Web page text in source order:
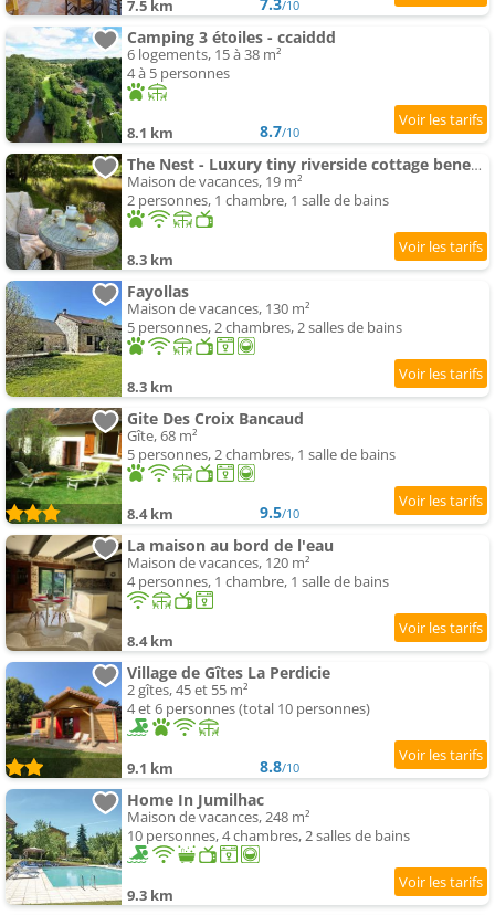
7.5 km 7.3/10
Camping 3 étoiles - ccaiddd
6 logements, 15 à 38 m²
4 à 5 personnes
8.1 km 8.7/10
The Nest - Luxury tiny riverside cottage beneath a medieval château
Maison de vacances, 19 m²
2 personnes, 1 chambre, 1 salle de bains
8.3 km
Fayollas
Maison de vacances, 130 m²
5 personnes, 2 chambres, 2 salles de bains
8.3 km
Gite Des Croix Bancaud
Gîte, 68 m²
5 personnes, 2 chambres, 1 salle de bains
8.4 km 9.5/10
La maison au bord de l'eau
Maison de vacances, 120 m²
4 personnes, 1 chambre, 1 salle de bains
8.4 km
Village de Gîtes La Perdicie
2 gîtes, 45 et 55 m²
4 et 6 personnes (total 10 personnes)
9.1 km 8.8/10
Home In Jumilhac
Maison de vacances, 248 m²
10 personnes, 4 chambres, 2 salles de bains
9.3 km